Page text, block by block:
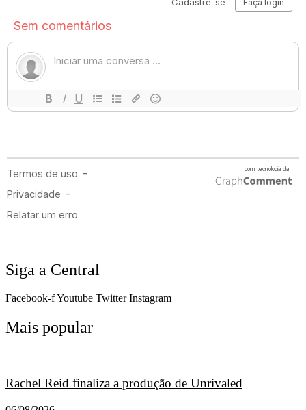
Siga a Central
Facebook-fYoutube Twitter Instagram
Mais popular
Rachel Reid finaliza a produção de Unrivaled